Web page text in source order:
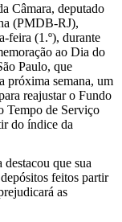
Câmara, deputado
(PMDB-RJ),
feira (1.º), durante
ao Dia do
Paulo, que
próxima semana, um
reajustar o Fundo
Tempo de Serviço
do índice da
que sua
feitos partir
as